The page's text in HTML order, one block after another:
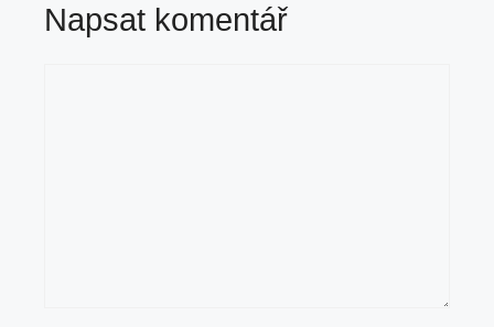
Napsat komentář